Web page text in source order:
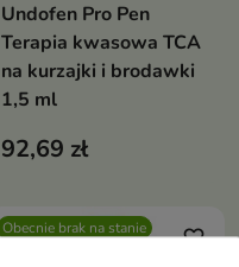
Undofen Pro Pen
Terapia kwasowa TCA
na kurzajki i brodawki
1,5 ml
92,69 zł
Obecnie brak na stanie favorite_border